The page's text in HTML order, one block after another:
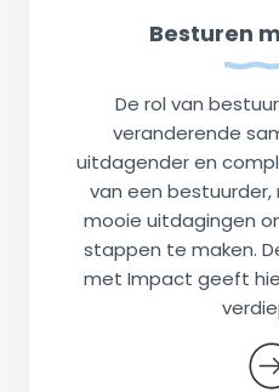
Besturen
De rol van
veranderende
uitdagender en
van een
mooie uitdagingen
stappen te maken.
met Impact geeft